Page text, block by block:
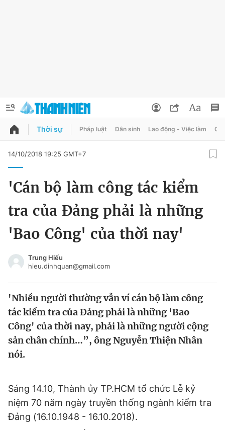
QUẢNG CÁO
Chào ngày mới
Video Magazine
Sản phẩm khác
Thông tin tòa soạn Liên hệ quảng cáo
Đổi mật khẩu
Tin đã lưu
Tin đã xem
Đăng xuất
Thời sự Pháp luật Dân sinh Lao động - Việc làm
14/10/2018 19:25 GMT+7
'Cán bộ làm công tác kiểm
tra của Đảng phải là những
'Bao Công' của thời nay'
Trung Hiếu
hieu.dinhquan@gmail.com
'Nhiều người thường vẫn ví cán bộ làm công
tác kiểm tra của Đảng phải là những 'Bao
Công' của thời nay, phải là những người cộng
sản chân chính…”, ông Nguyễn Thiện Nhân
nói.
Sáng 14.10, Thành ủy TP.HCM tổ chức Lễ kỷ
niệm 70 năm ngày truyền thống ngành kiểm tra
Đảng (16.10.1948 - 16.10.2018).